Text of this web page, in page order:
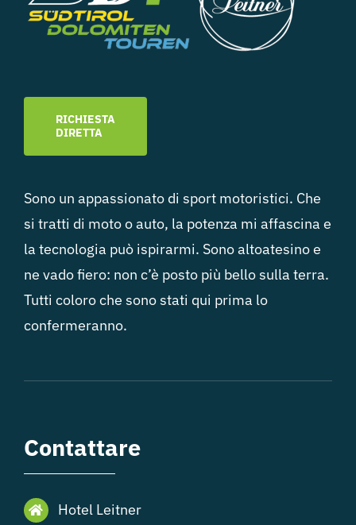
RICHIESTA
DIRETTA
Sono un appassionato di sport motoristici. Che
si tratti di moto o auto, la potenza mi affascina e
la tecnologia può ispirarmi. Sono altoatesino e
ne vado fiero: non c’è posto più bello sulla terra.
Tutti coloro che sono stati qui prima lo
confermeranno.
Contattare
Hotel Leitner